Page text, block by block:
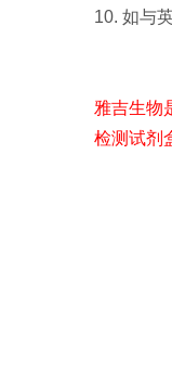
10. 如与
雅吉生物
检测试剂